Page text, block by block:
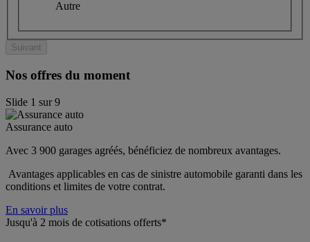
Autre
Suivant
Nos offres du moment
Slide 1 sur9
Assurance auto
Avec 3 900 garages agréés, bénéficiez de nombreux avantages.
Avantages applicables en cas de sinistre automobile garanti dans les
conditions et limites de votre contrat.
En savoir plus
Jusqu'à 2 mois de cotisations offerts*